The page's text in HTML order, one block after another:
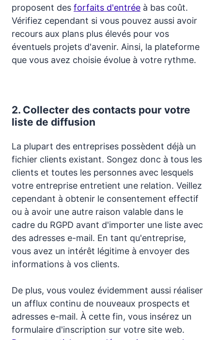
proposent des forfaits d'entrée à bas coût.
Vérifiez cependant si vous pouvez aussi avoir
recours aux plans plus élevés pour vos
éventuels projets d'avenir. Ainsi, la plateforme
que vous avez choisie évolue à votre rythme.
2. Collecter des contacts pour votre
liste de diffusion
La plupart des entreprises possèdent déjà un
fichier clients existant. Songez donc à tous les
clients et toutes les personnes avec lesquels
votre entreprise entretient une relation. Veillez
cependant à obtenir le consentement effectif
ou à avoir une autre raison valable dans le
cadre du RGPD avant d'importer une liste avec
des adresses e-mail. En tant qu'entreprise,
vous avez un intérêt légitime à envoyer des
informations à vos clients.
De plus, vous voulez évidemment aussi réaliser
un afflux continu de nouveaux prospects et
adresses e-mail. À cette fin, vous insérez un
formulaire d'inscription sur votre site web.